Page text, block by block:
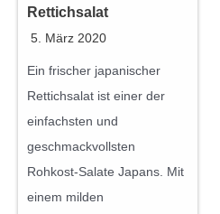
Rettichsalat
5. März 2020
Ein frischer japanischer
Rettichsalat ist einer der
einfachsten und
geschmackvollsten
Rohkost-Salate Japans. Mit
einem milden